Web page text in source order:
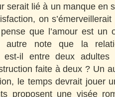
serait lié à un manque en
on
que l’amour est un
note que la
est-il entre deux
faite à deux ? Un
le temps devrait jouer
proposent une visée